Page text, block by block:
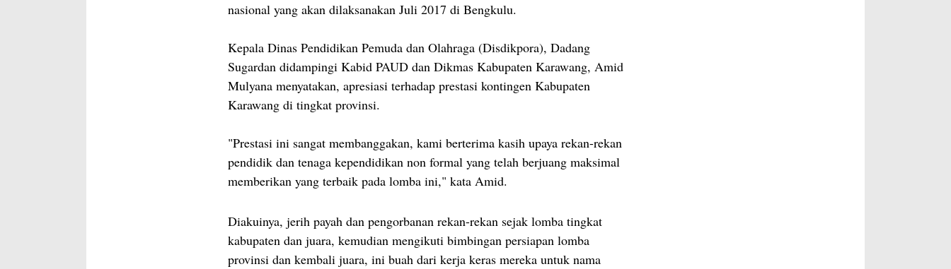
nasional yang akan dilaksanakan Juli 2017 di Bengkulu.
Kepala Dinas Pendidikan Pemuda dan Olahraga (Disdikpora), Dadang
Sugardan didampingi Kabid PAUD dan Dikmas Kabupaten Karawang, Amid
Mulyana menyatakan, apresiasi terhadap prestasi kontingen Kabupaten
Karawang di tingkat provinsi.
"Prestasi ini sangat membanggakan, kami berterima kasih upaya rekan-rekan
pendidik dan tenaga kependidikan non formal yang telah berjuang maksimal
memberikan yang terbaik pada lomba ini," kata Amid.
Diakuinya, jerih payah dan pengorbanan rekan-rekan sejak lomba tingkat
kabupaten dan juara, kemudian mengikuti bimbingan persiapan lomba
provinsi dan kembali juara, ini buah dari kerja keras mereka untuk nama